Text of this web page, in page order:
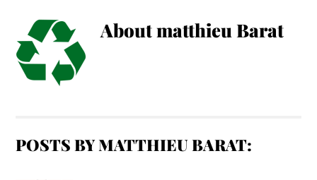
Aboutmatthieu Barat
POSTS BY MATTHIEU BARAT: